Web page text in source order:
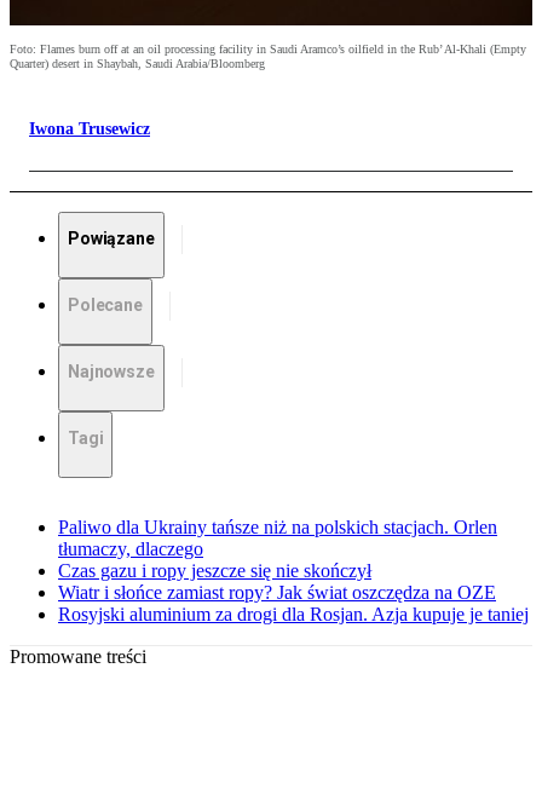
Foto: Flames burn off at an oil processing facility in Saudi Aramco’s oilfield in the Rub’ Al-Khali (Empty
Quarter) desert in Shaybah, Saudi Arabia/Bloomberg
Iwona Trusewicz
Powiązane
Polecane
Najnowsze
Tagi
Paliwo dla Ukrainy tańsze niż na polskich stacjach. Orlen
tłumaczy, dlaczego
Czas gazu i ropy jeszcze się nie skończył
Wiatr i słońce zamiast ropy? Jak świat oszczędza na OZE
Rosyjski aluminium za drogi dla Rosjan. Azja kupuje je taniej
Promowane treści